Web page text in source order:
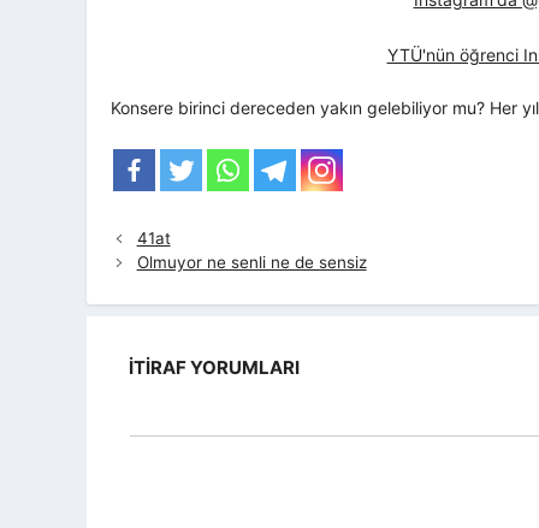
YTÜ'nün öğrenci
Konsere birinci dereceden yakın gelebiliyor mu? Her
41at
Olmuyor ne senli ne de sensiz
İTIRAF YORUMLARI